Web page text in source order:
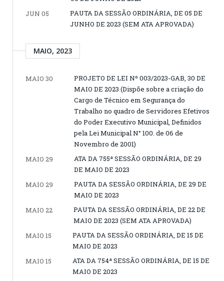
JUN 05
PAUTA DA SESSÃO ORDINÁRIA, DE 05 DE
JUNHO DE 2023 (SEM ATA APROVADA)
MAIO, 2023
MAIO 30
PROJETO DE LEI Nº 003/2023-GAB, 30 DE
MAIO DE 2023 (Dispõe sobre a criação do
Cargo de Técnico em Segurança do
Trabalho no quadro de Servidores Efetivos
do Poder Executivo Municipal, Definidos
pela Lei Municipal N° 100. de 06 de
Novembro de 2001)
MAIO 29
ATA DA 755ª SESSÃO ORDINÁRIA, DE 29
DE MAIO DE 2023
MAIO 29
PAUTA DA SESSÃO ORDINÁRIA, DE 29 DE
MAIO DE 2023
MAIO 22
PAUTA DA SESSÃO ORDINÁRIA, DE 22 DE
MAIO DE 2023 (SEM ATA APROVADA)
MAIO 15
PAUTA DA SESSÃO ORDINÁRIA, DE 15 DE
MAIO DE 2023
MAIO 15
ATA DA 754ª SESSÃO ORDINÁRIA, DE 15 DE
MAIO DE 2023